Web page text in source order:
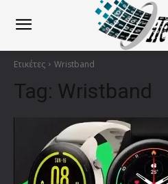
Ετικέτες Wristband
Tag: Wristband